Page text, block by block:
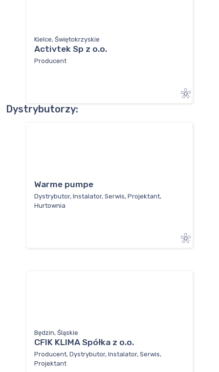
Kielce, Świętokrzyskie
Activtek Sp z o.o.
Producent
Dystrybutorzy:
Warme pumpe
Dystrybutor, Instalator, Serwis, Projektant,
Hurtownia
Będzin, Śląskie
CFIK KLIMA Spółka z o.o.
Producent, Dystrybutor, Instalator, Serwis,
Projektant